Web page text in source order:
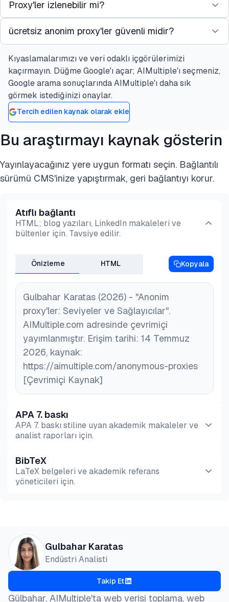
Evet, tüm anonim ve elit proxy'ler IP adresinizi
gizler. Ancak, yalnızca elit proxy'ler bir proxy
hizmeti kullandığınız gerçeğini gizler.
Proxy'ler izlenebilir mi?
Teknik olarak, evet. Bir proxy şeffaf veya anonim
ise, sunucu hâlâ bir tane kullandığınızı görebilir.
Yasal bir makam bir proxy sağlayıcısının kayıtlarına
mahkeme celbi çıkarırsa, trafiği orijinal IP'nize
kadar izleyebilir.
ücretsiz anonim proxy'ler güvenli midir?
Ücretsiz proxy'ler genellikle verilerinizi kaydeder,
taramanıza reklamlar enjekte eder veya bant
genişliğinizi diğer kullanıcılara satar. Güvenlik ve
güvenilirlik için, ücretli elit konut proxy'leri önerilir.
Kıyaslamalarımızı ve veri odaklı içgörülerimizi
kaçırmayın. Düğme Google'ı açar; AIMultiple'ı seçmeniz,
Google arama sonuçlarında AIMultiple'ı daha sık
görmek istediğinizi onaylar.
Tercih edilen kaynak olarak ekle
Bu araştırmayı kaynak gösterin
Yayınlayacağınız yere uygun formatı seçin. Bağlantılı
sürümü CMS'inize yapıştırmak, geri bağlantıyı korur.
Atıflı bağlantı
HTML; blog yazıları, LinkedIn makaleleri ve
bültenler için. Tavsiye edilir.
Önizleme HTML Kopyala
Gulbahar Karatas (2026) - "Anonim
proxy'ler: Seviyeler ve Sağlayıcılar".
AIMultiple.com adresinde çevrimiçi
yayımlanmıştır. Erişim tarihi: 14 Temmuz
2026, kaynak:
https://aimultiple.com/anonymous-proxies
[Çevrimiçi Kaynak]
APA 7. baskı
APA 7. baskı stiline uyan akademik makaleler ve
analist raporları için.
Önizleme
BibTeX
LaTeX belgeleri ve akademik referans
yöneticileri için.
@misc{karatas2026,
  author = {Karatas, Gulbahar},
title  = {{Anonim proxy'ler: Seviyeler ve
  year   = {2026},
howpublished    = {\url{https://aimultiple.com/
Gulbahar Karatas
Endüstri Analisti
Takip Et
Gülbahar, AIMultiple'ta web verisi toplama, web